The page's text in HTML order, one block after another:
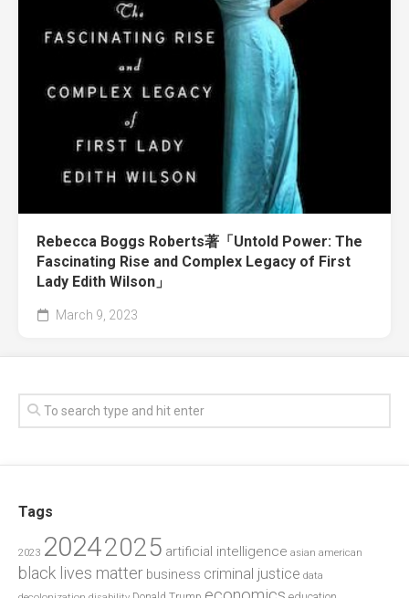
Rebecca Boggs Roberts著「Untold Power: The
Fascinating Rise and Complex Legacy of First
Lady Edith Wilson」
March 9, 2023
Tags
2023 20242025 artificial intelligence asian american
black lives matter business criminal justice data